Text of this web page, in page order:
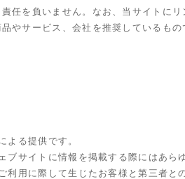
任を負いません。なお、当サイトに
やサービス、会社を推奨しているもの
よる提供です。
ブサイトに情報を掲載する際にはあ
利用に際して生じたお客様と第三者